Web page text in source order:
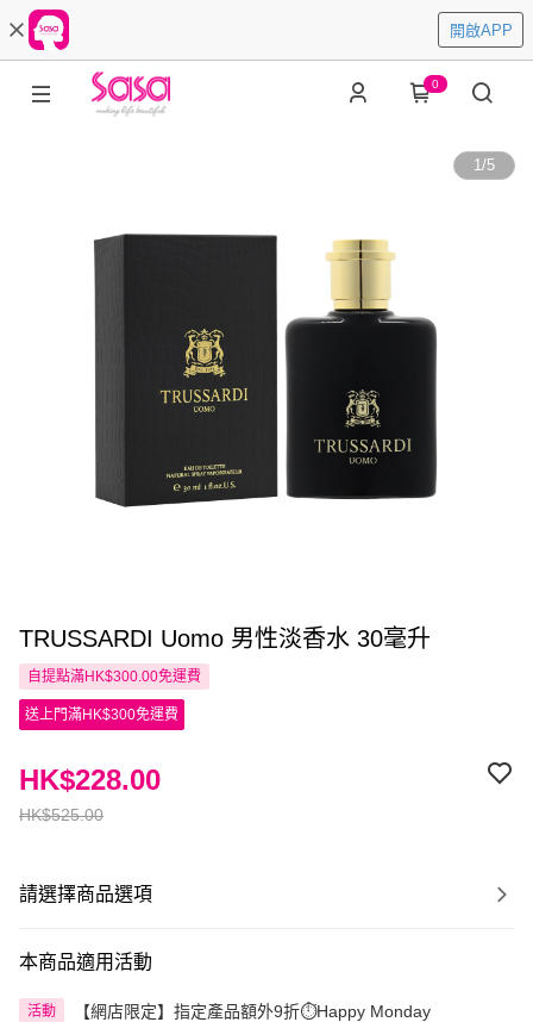
開啟APP
0
1/5
TRUSSARDI Uomo 男性淡香水 30毫升
自提點滿HK$300.00免運費
送上門滿HK$300免運費
HK$525.00
HK$228.00
請選擇商品選項
本商品適用活動
活動 【網店限定】指定產品額外9折⏱️Happy Monday